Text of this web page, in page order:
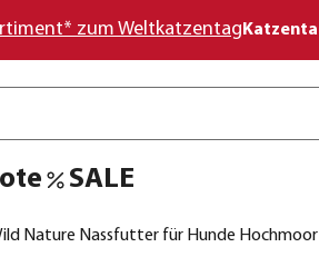
zum Weltkatzentag
SALE
Nature Nassfutter für Hunde